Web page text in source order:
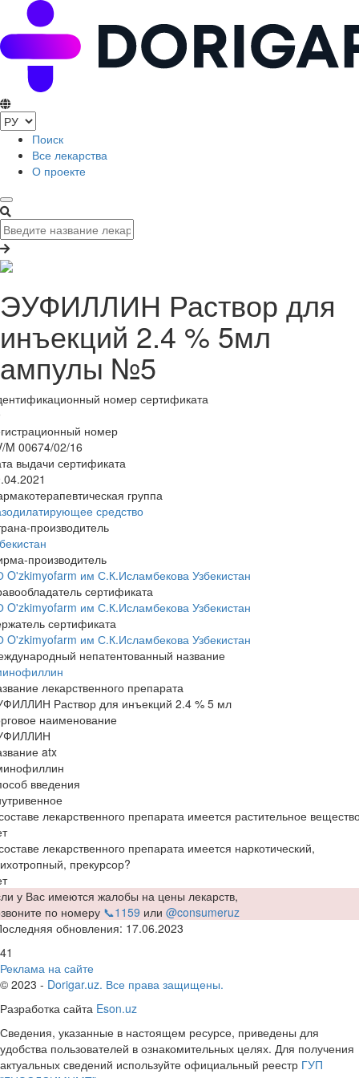
Поиск
Все лекарства
О проекте
ЭУФИЛЛИН Раствор для
инъекций 2.4 % 5мл
ампулы №5
номер сертификата
номер
M 00674/02/16
выдачи сертификата
группа
средство
производитель
производитель
O'zkimyofarm им С.К.Исламбекова Узбекистан
сертификата
O'zkimyofarm им С.К.Исламбекова Узбекистан
сертификата
O'zkimyofarm им С.К.Исламбекова Узбекистан
непатентованный название
лекарственного препарата
Раствор для инъекций 2.4 % 5 мл
наименование
atx
введения
лекарственного препарата имеется растительное
лекарственного препарата имеется наркотический,
прекурсор?
у Вас имеются жалобы на цены лекарств,
по номеру 📞1159 или @consumeruz
обновления: 17.06.2023
41
Реклама на сайте
© 2023 - Dorigar.uz. Все права защищены.
Разработка сайта Eson.uz
Сведения, указанные в настоящем ресурсе, приведены для
удобства пользователей в ознакомительных целях. Для получения
актуальных сведений используйте официальный реестр ГУП